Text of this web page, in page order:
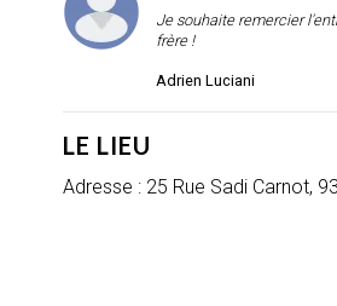
Je souhaite remercier
frère !
Adrien Luciani
LE LIEU
Adresse : 25 Rue Sadi Carnot,